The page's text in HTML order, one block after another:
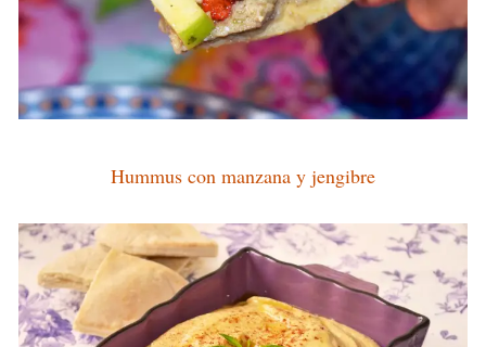
Hummus con manzana y jengibre